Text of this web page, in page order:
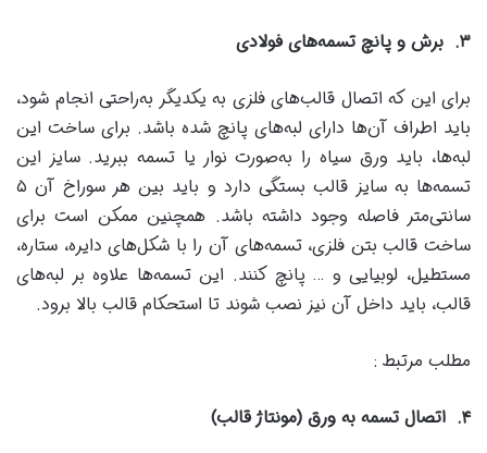
۳. برش و پانچ تسمه‌های فولادی
برای این که اتصال قالب‌های فلزی به یکدیگر به‌راحتی انجام شود،
باید اطراف آن‌ها دارای لبه‌های پانچ شده باشد. برای ساخت این
لبه‌ها، باید ورق سیاه را به‌صورت نوار یا تسمه ببرید. سایز این
تسمه‌ها به سایز قالب بستگی دارد و باید بین هر سوراخ آن ۵
سانتی‌متر فاصله وجود داشته باشد. همچنین ممکن است برای
ساخت قالب بتن فلزی، تسمه‌های آن را با شکل‌های دایره، ستاره،
مستطیل، لوبیایی و … پانچ کنند. این تسمه‌ها علاوه بر لبه‌های
قالب، باید داخل آن نیز نصب شوند تا استحکام قالب بالا برود.
مطلب مرتبط :
۴. اتصال تسمه به ورق (مونتاژ قالب)